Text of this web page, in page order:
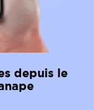
depuis le